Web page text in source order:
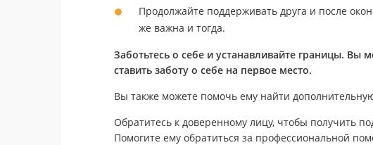
Продолжайте поддерживать друга и после
же важна и тогда.
Заботьтесь о себе и устанавливайте границы.
ставить заботу о себе на первое место.
Вы также можете помочь ему найти
Обратитесь к доверенному лицу, чтобы получить
Помогите ему обратиться за профессиональной